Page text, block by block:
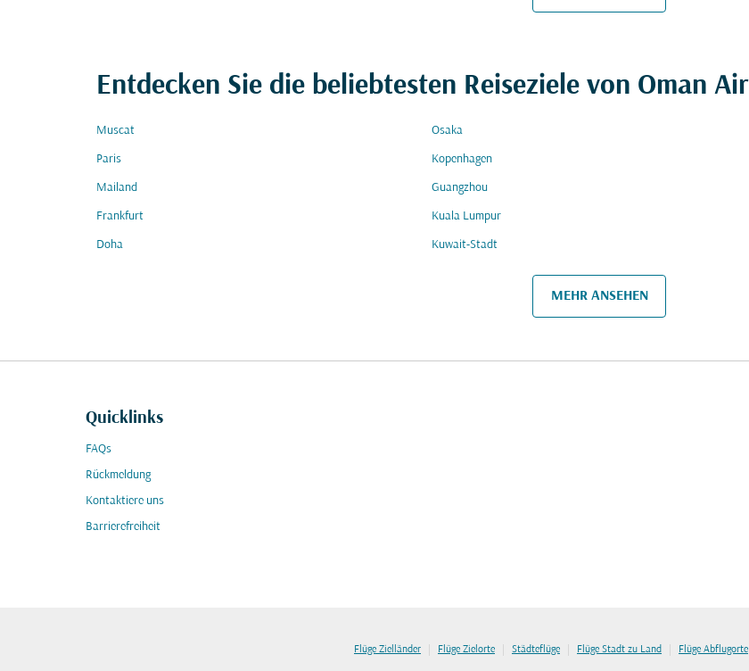
Entdecken Sie die beliebtesten Reiseziele von Oman Air
Muscat Osaka
Paris Kopenhagen
Mailand Guangzhou
Frankfurt Kuala Lumpur
Doha Kuwait-Stadt
MEHR ANSEHEN
Quicklinks
FAQs
Rückmeldung
Kontaktiere uns
Barrierefreiheit
Flüge Zielländer | Flüge Zielorte | Städteflüge | Flüge Stadt zu Land | Flüge Abflugorte